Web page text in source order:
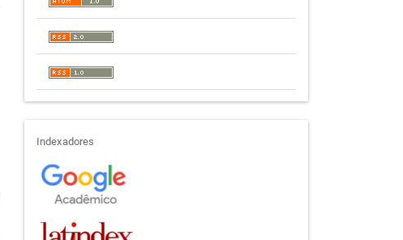
indexadores
Indexadores